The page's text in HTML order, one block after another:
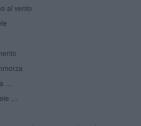
al vento
…
…